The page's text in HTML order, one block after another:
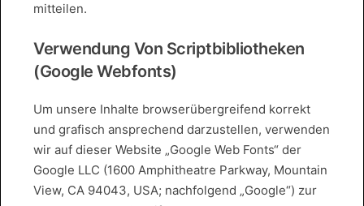
mitteilen.
Verwendung Von Scriptbibliotheken
(Google Webfonts)
Um unsere Inhalte browserübergreifend korrekt
und grafisch ansprechend darzustellen, verwenden
wir auf dieser Website „Google Web Fonts“ der
Google LLC (1600 Amphitheatre Parkway, Mountain
View, CA 94043, USA; nachfolgend „Google“) zur